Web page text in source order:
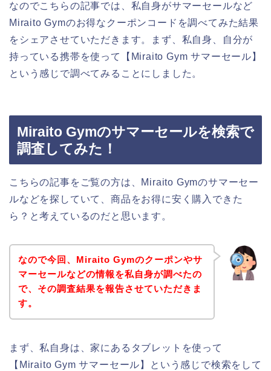
なのでこちらの記事では、私自身がサマーセールなど
Miraito Gymのお得なクーポンコードを調べてみた結果
をシェアさせていただきます。まず、私自身、自分が
持っている携帯を使って【Miraito Gym サマーセール】
という感じで調べてみることにしました。
Miraito Gymのサマーセールを検索で
調査してみた！
こちらの記事をご覧の方は、Miraito Gymのサマーセー
ルなどを探していて、商品をお得に安く購入できた
ら？と考えているのだと思います。
なので今回、Miraito Gymのクーポンやサ
マーセールなどの情報を私自身が調べたの
で、その調査結果を報告させていただきま
す。
まず、私自身は、家にあるタブレットを使って
【Miraito Gym サマーセール】という感じで検索をして